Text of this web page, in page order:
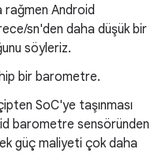
rağmen Android
sn'den daha düşük bir
söyleriz.
bir barometre.
SoC'ye taşınması
barometre sensöründen
güç maliyeti çok daha